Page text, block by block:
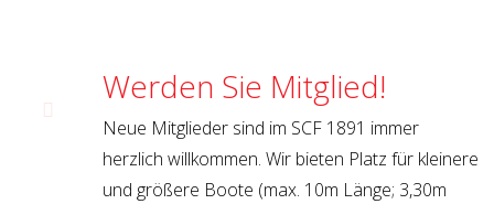
Werden Sie Mitglied!
Neue Mitglieder sind im SCF 1891 immer
herzlich willkommen. Wir bieten Platz für kleinere
und größere Boote (max. 10m Länge; 3,30m